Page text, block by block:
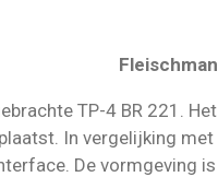
TP-4 BR 221.
In vergelijking
De vormgeving